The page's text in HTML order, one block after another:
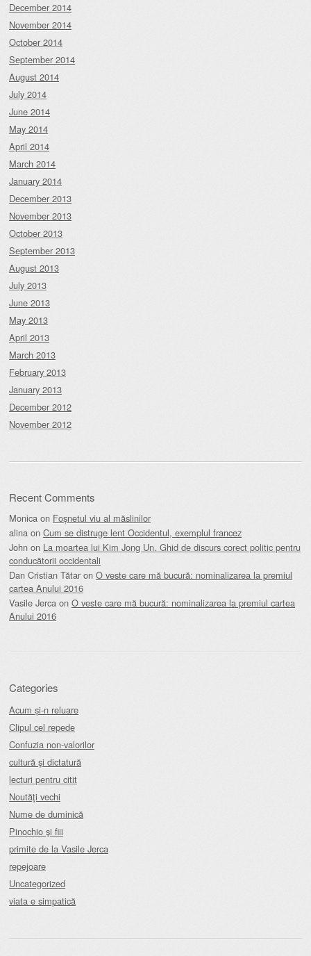
December 2014
November 2014
October 2014
September 2014
August 2014
July 2014
June 2014
May 2014
April 2014
March 2014
January 2014
December 2013
November 2013
October 2013
September 2013
August 2013
July 2013
June 2013
May 2013
April 2013
March 2013
February 2013
January 2013
December 2012
November 2012
Recent Comments
Monica on Foșnetul viu al măslinilor
alina on Cum se distruge lent Occidentul, exemplul francez
John on La moartea lui Kim Jong Un. Ghid de discurs corect politic pentru
conducătorii occidentali
Dan Cristian Tătar on O veste care mă bucură: nominalizarea la premiul
cartea Anului 2016
Vasile Jerca on O veste care mă bucură: nominalizarea la premiul cartea
Anului 2016
Categories
Acum și-n reluare
Clipul cel repede
Confuzia non-valorilor
cultură şi dictatură
lecturi pentru citit
Noutăţi vechi
Nume de duminică
Pinochio şi fiii
primite de la Vasile Jerca
repejoare
Uncategorized
viata e simpatică